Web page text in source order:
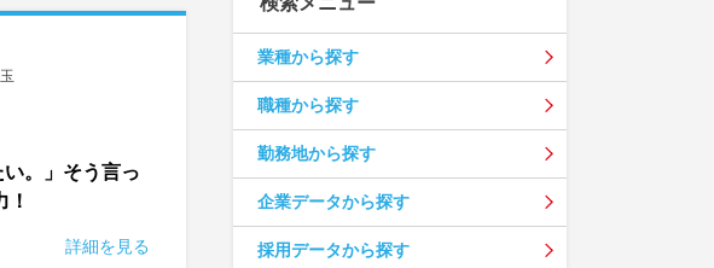
い。」そう言っ
詳細を見る
業種から探す
職種から探す
勤務地から探す
企業データから探す
採用データから探す